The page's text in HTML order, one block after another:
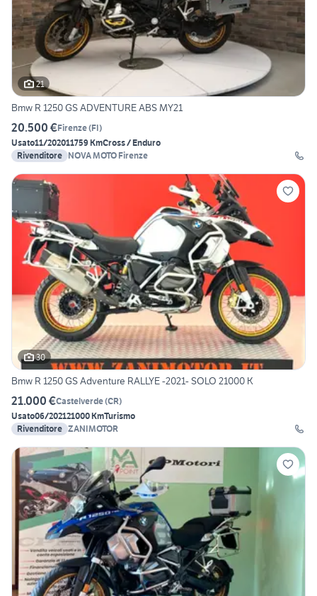
21
Bmw R 1250 GS ADVENTURE ABS MY21
20.500 €Firenze(FI)
Usato11/202011759 KmCross / Enduro
Rivenditore NOVA MOTO Firenze
30
Bmw R 1250 GS Adventure RALLYE -2021- SOLO 21000 K
21.000 €Castelverde(CR)
Usato06/202121000 KmTurismo
Rivenditore ZANIMOTOR